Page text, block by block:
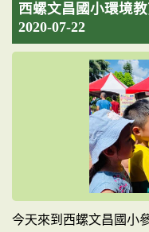
查
詢
西螺文昌國小環境
2020-07-22
今天來到西螺文昌國小